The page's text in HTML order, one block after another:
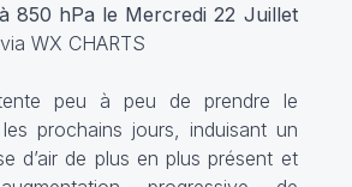
850 hPa le Mercredi 22 Juillet
WX CHARTS
peu à peu de prendre le
prochains jours, induisant un
d’air de plus en plus présent et